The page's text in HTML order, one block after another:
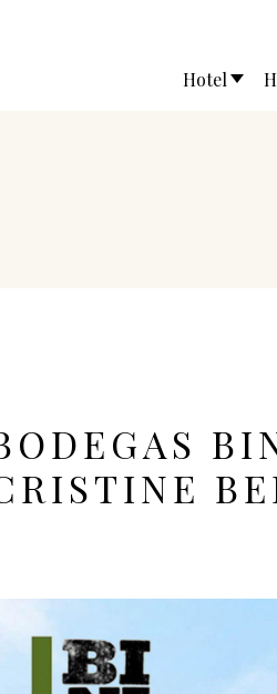
Hotel